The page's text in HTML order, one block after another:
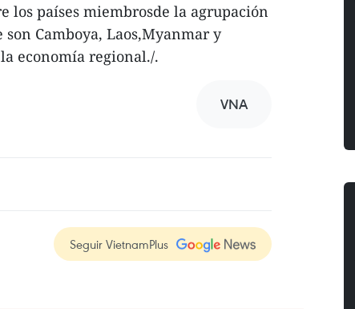
los países miembrosde la agrupación
Camboya, Laos,Myanmar y
economía regional./.
VNA
Seguir VietnamPlus